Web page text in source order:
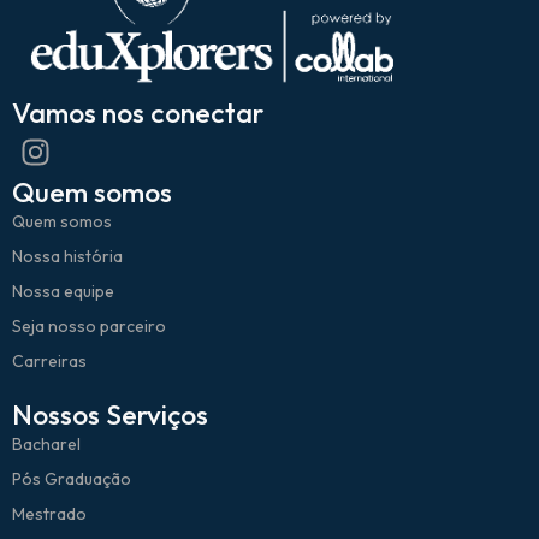
Vamos nos conectar
Quem somos
Quem somos
Nossa história
Nossa equipe
Seja nosso parceiro
Carreiras
Nossos Serviços
Bacharel
Pós Graduação
Mestrado